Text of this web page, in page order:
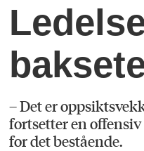
– Det er
fortsetter en
for det bestående.